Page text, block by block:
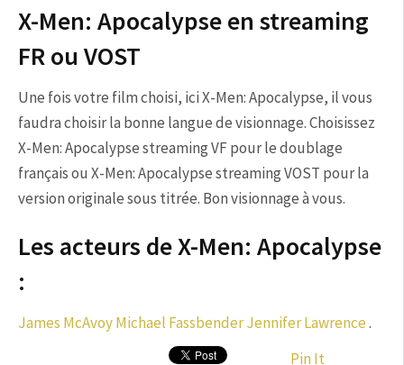
X-Men: Apocalypse en streaming
FR ou VOST
Une fois votre film choisi, ici X-Men: Apocalypse, il vous
faudra choisir la bonne langue de visionnage. Choisissez
X-Men: Apocalypse streaming VF pour le doublage
français ou X-Men: Apocalypse streaming VOST pour la
version originale sous titrée. Bon visionnage à vous.
Les acteurs de X-Men: Apocalypse
:
James McAvoyMichael FassbenderJennifer Lawrence.
Pin It